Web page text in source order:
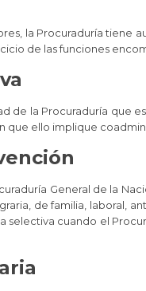
la Procuraduría tiene
de las funciones
de la Procuraduría que
que ello implique
General de la
de familia, laboral,
selectiva cuando el